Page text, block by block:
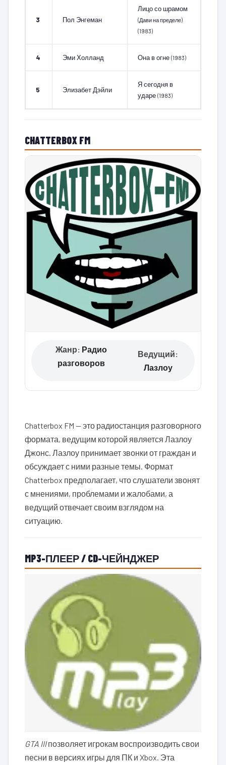
3 Пол Энгеман
Лицо со шрамом
(Дави на пределе)
(1983)
4 Эми Холланд Она в огне (1983)
5 Элизабет Дэйли
Я сегодня в
ударе (1983)
CHATTERBOX FM
Жанр: Радио
разговоров
Ведущий:
Лазлоу
Chatterbox FM — это радиостанция разговорного
формата, ведущим которой является Лазлоу
Джонс. Лазлоу принимает звонки от граждан и
обсуждает с ними разные темы. Формат
Chatterbox предполагает, что слушатели звонят
с мнениями, проблемами и жалобами, а
ведущий отвечает своим взглядом на
ситуацию.
MP3-ПЛЕЕР / CD-ЧЕЙНДЖЕР
GTA IIIпозволяет игрокам воспроизводить свои
песни в версиях игры для ПК и Xbox. Эта